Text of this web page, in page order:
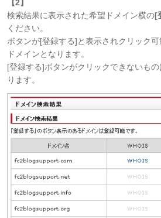
【2】
検索結果に表示された希望ドメイン横の[
ください。
ボタンが[登録する]と表示されクリック
ドメインとなります。
[登録する]ボタンがクリックできないも
ります。